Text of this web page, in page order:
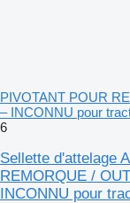
PIVOTANT POUR
– INCONNU pour
6
Sellette d'attelage
REMORQUE /
INCONNU pour